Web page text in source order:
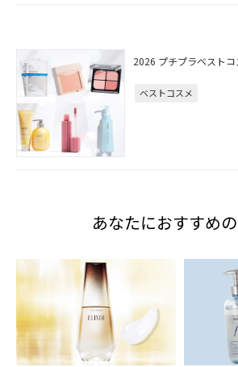
2026 プチプラベストコ
ベストコスメ
あなたにおすすめ